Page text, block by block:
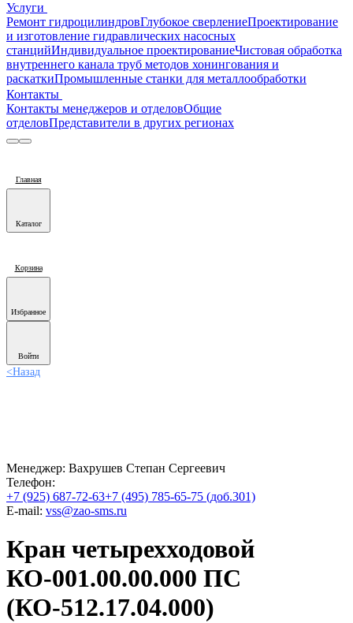
Услуги
Ремонт гидроцилиндровГлубокое сверлениеПроектирование
и изготовление гидравлических насосных
станцийИндивидуальное проектированиеЧистовая обработка
внутреннего канала труб методов хонингования и
раскаткиПромышленные станки для металлообработки
Контакты
Контакты менеджеров и отделовОбщие
отделовПредставители в других регионах
Главная
Каталог
Корзина
Избранное
Войти
<Назад
Менеджер: Вахрушев Степан Сергеевич
Телефон:
+7 (925) 687-72-63+7 (495) 785-65-75 (доб.301)
E-mail: vss@zao-sms.ru
Кран четырехходовой
КО-001.00.00.000 ПС
(КО-512.17.04.000)